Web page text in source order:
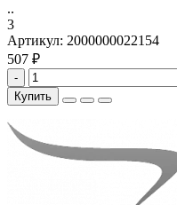
..
3
Артикул: 2000000022154
507 ₽
-
Купить